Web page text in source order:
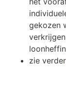
gekozen
zie verder